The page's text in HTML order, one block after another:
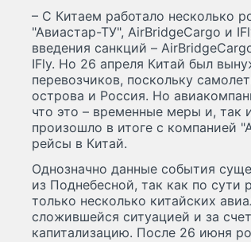
– С Китаем работало несколько
"Авиастар-ТУ", AirBridgeCargo и
введения санкций –
IFly. Но 26 апреля Китай был
перевозчиков, поскольку
острова и Россия. Но
что это – временные меры и, так
произошло в итоге с компанией
рейсы в Китай.
Однозначно данные события
из Поднебесной, так как по сути
только несколько китайских
сложившейся ситуацией и за
капитализацию. После 26 июня